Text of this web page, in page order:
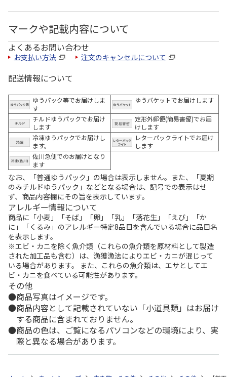
マークや記載内容について
よくあるお問い合わせ
お支払い方法 注文のキャンセルについて
配送情報について
ゆうパック等でお届けしま
す
ゆうパケットでお届けします
チルドゆうパックでお届け
します
定形外郵便(簡易書留)でお届
けします
冷凍ゆうパックでお届けし
ます。
レターパックライトでお届け
します
佐川急便でのお届けとなり
ます
なお、「普通ゆうパック」の場合は表示しません。また、「夏期
のみチルドゆうパック」などとなる場合は、記号での表示はせ
ず、商品内容欄にその旨を表示しています。
アレルギー情報について
商品に「小麦」「そば」「卵」「乳」「落花生」「えび」「か
に」「くるみ」のアレルギー特定8品目を含んでいる場合に品目名
を表示します。
※エビ・カニを除く魚介類（これらの魚介類を原材料として製造
された加工品も含む）は、漁獲漁法によりエビ・カニが混じって
いる場合があります。 また、これらの魚介類は、エサとしてエ
ビ・カニを食べている可能性があります。
その他
商品写真はイメージです。
商品内容として記載されていない「小道具類」はお届け
する商品に含まれておりません。
商品の色は、ご覧になるパソコンなどの環境により、実
際と異なる場合があります。